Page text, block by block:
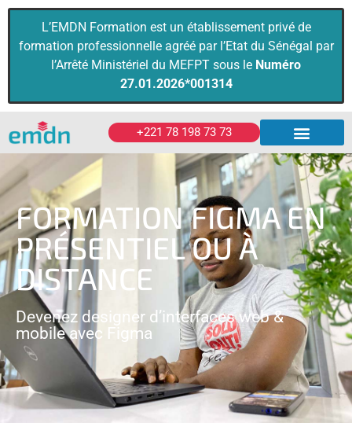
L’EMDN Formation est un établissement privé de
formation professionnelle agréé par l’Etat du Sénégal par
l’Arrêté Ministériel du MEFPT sous le Numéro
27.01.2026*001314
+221 78 198 73 73
FORMATION FIGMA EN
PRÉSENTIEL OU À
DISTANCE
Devenez designer d’interfaces web &
mobile avec Figma